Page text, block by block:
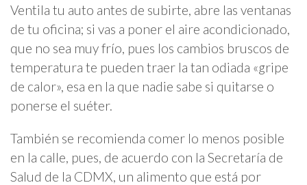
Ventila tu auto antes de subirte, abre las ventanas
de tu oficina; si vas a poner el aire acondicionado,
que no sea muy frío, pues los cambios bruscos de
temperatura te pueden traer la tan odiada «gripe
de calor», esa en la que nadie sabe si quitarse o
ponerse el suéter.
También se recomienda comer lo menos posible
en la calle, pues, de acuerdo con la Secretaría de
Salud de la CDMX, un alimento que está por